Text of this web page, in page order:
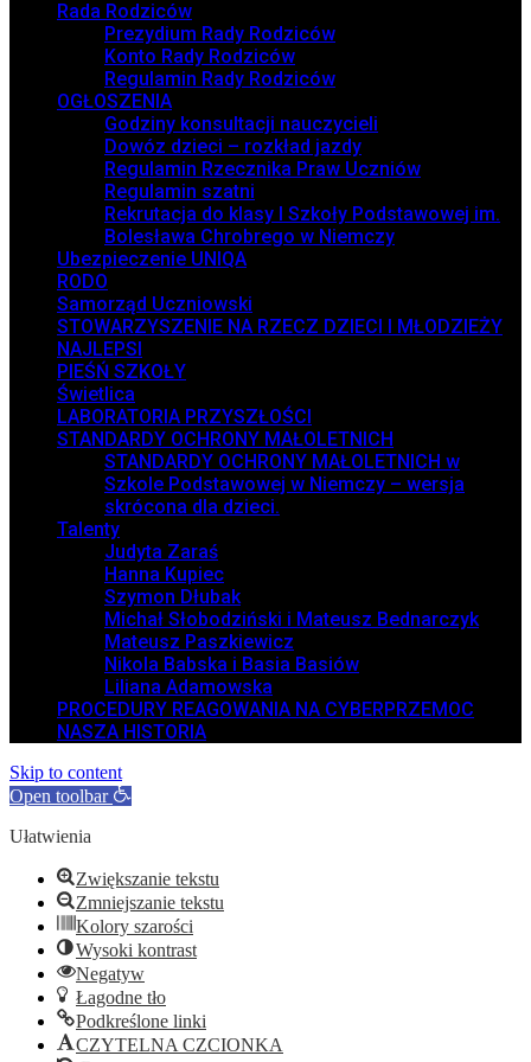
Rada Rodziców
Prezydium Rady Rodziców
Konto Rady Rodziców
Regulamin Rady Rodziców
OGŁOSZENIA
Godziny konsultacji nauczycieli
Dowóz dzieci – rozkład jazdy
Regulamin Rzecznika Praw Uczniów
Regulamin szatni
Rekrutacja do klasy I Szkoły Podstawowej im.
Bolesława Chrobrego w Niemczy
Ubezpieczenie UNIQA
RODO
Samorząd Uczniowski
STOWARZYSZENIE NA RZECZ DZIECI I MŁODZIEŻY
NAJLEPSI
PIEŚŃ SZKOŁY
Świetlica
LABORATORIA PRZYSZŁOŚCI
STANDARDY OCHRONY MAŁOLETNICH
STANDARDY OCHRONY MAŁOLETNICH w
Szkole Podstawowej w Niemczy – wersja
skrócona dla dzieci.
Talenty
Judyta Zaraś
Hanna Kupiec
Szymon Dłubak
Michał Słobodziński i Mateusz Bednarczyk
Mateusz Paszkiewicz
Nikola Babska i Basia Basiów
Liliana Adamowska
PROCEDURY REAGOWANIA NA CYBERPRZEMOC
NASZA HISTORIA
Skip to content
Open toolbar
Ułatwienia
Zwiększanie tekstu
Zmniejszanie tekstu
Kolory szarości
Wysoki kontrast
Negatyw
Łagodne tło
Podkreślone linki
CZYTELNA CZCIONKA